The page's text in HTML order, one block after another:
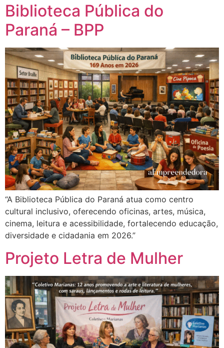
Biblioteca Pública do
Paraná – BPP
“A Biblioteca Pública do Paraná atua como centro
cultural inclusivo, oferecendo oficinas, artes, música,
cinema, leitura e acessibilidade, fortalecendo educação,
diversidade e cidadania em 2026.”
Projeto Letra de Mulher